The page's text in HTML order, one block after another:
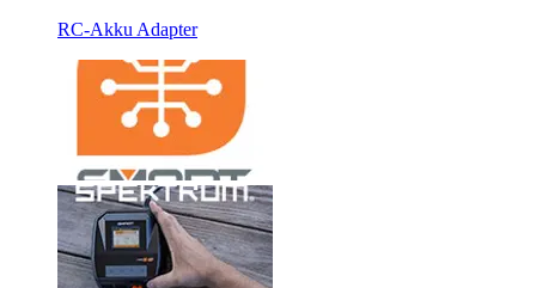
RC-Akku Adapter